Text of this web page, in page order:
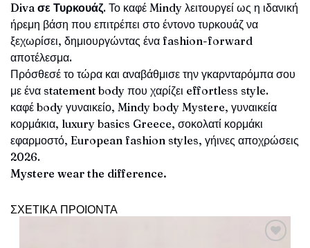
Diva σε Τυρκουάζ. Το καφέ Mindy λειτουργεί ως η ιδανική
ήρεμη βάση που επιτρέπει στο έντονο τυρκουάζ να
ξεχωρίσει, δημιουργώντας ένα fashion-forward
αποτέλεσμα.
Πρόσθεσέ το τώρα και αναβάθμισε την γκαρνταρόμπα σου
με ένα statement body που χαρίζει effortless style.
καφέ body γυναικείο, Mindy body Mystere, γυναικεία
κορμάκια, luxury basics Greece, σοκολατί κορμάκι
εφαρμοστό, European fashion styles, γήινες αποχρώσεις
2026.
Mystere wear the difference.
ΣΧΕΤΙΚΑ ΠΡΟΙΟΝΤΑ